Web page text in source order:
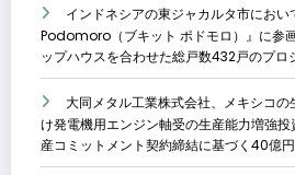
インドネシアの東ジャカルタ市にお
Podomoro（ブキット ポドモロ）』に参
ップハウスを合わせた総戸数432戸のプロ
大同メタル工業株式会社、メキシコ
け発電機用エンジン軸受の生産能力増強
産コミットメント契約締結に基づく40億